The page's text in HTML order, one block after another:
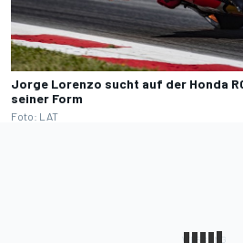
Jorge Lorenzo sucht auf der Honda
seiner Form
Foto: LAT